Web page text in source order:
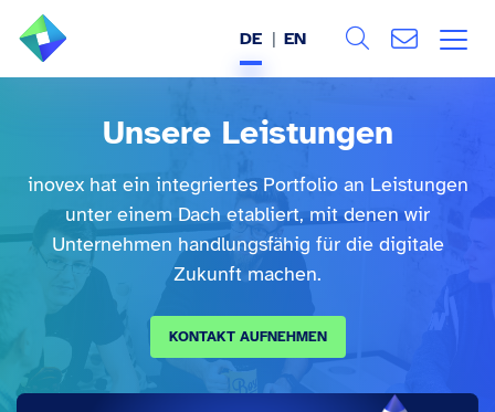
BRANCHEN
WISSEN & EVENTS
DE EN
Unsere Leistungen
inovex hat ein integriertes Portfolio an Leistungen
unter einem Dach etabliert, mit denen wir
Unternehmen handlungsfähig für die digitale
Zukunft machen.
KONTAKT AUFNEHMEN